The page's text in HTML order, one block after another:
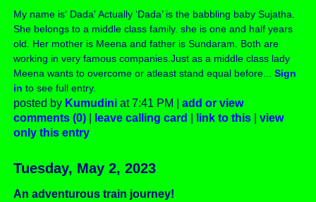
My name is' Dada' Actually ‘Dada’ is the babbling baby Sujatha.
She belongs to a middle class family. she is one and half years
old. Her mother is Meena and father is Sundaram. Both are
working in very famous companies.Just as a middle class lady
Meena wants to overcome or atleast stand equal before...Sign
in to see full entry.
posted by Kumudini at 7:41 PM |add or view
comments (0)
leave calling card link to this |view
only this entry
Tuesday, May 2, 2023
An adventurous train journey!